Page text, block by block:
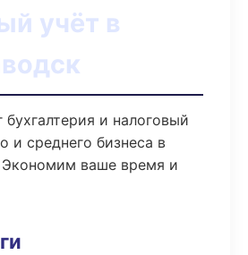
учёт в
бухгалтерия и налоговый
и среднего бизнеса в
Экономим ваше время и